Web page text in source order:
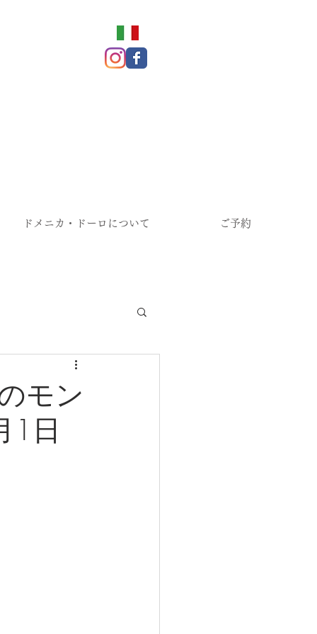
ドメニカ・ドーロについて ご予約
モン
1日